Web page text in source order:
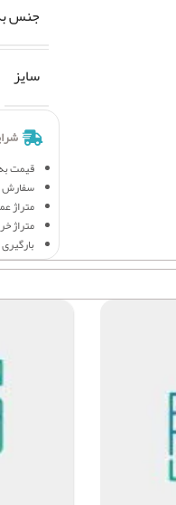
جنس
سایز
قیمت
سفارش
متراژ
متراژ